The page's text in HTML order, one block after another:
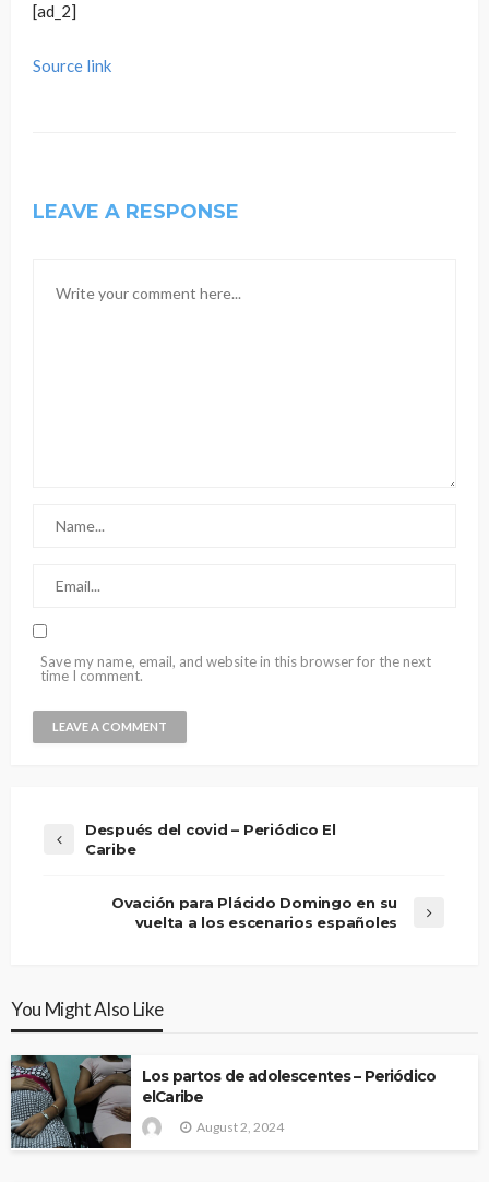
[ad_2]
Source link
LEAVE A RESPONSE
Save my name, email, and website in this browser for the next
time I comment.
Después del covid – Periódico El
Caribe
Ovación para Plácido Domingo en su
vuelta a los escenarios españoles
You Might Also Like
Los partos de adolescentes – Periódico
elCaribe
August 2, 2024